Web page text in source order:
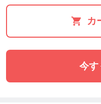
〇担当： 温和堂はり
カ
今す